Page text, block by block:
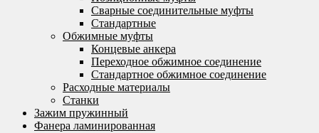
Сварные соединительные муфты
Стандартные
Обжимные муфты
Концевые анкера
Переходное обжимное соединение
Стандартное обжимное соединение
Расходные материалы
Станки
Зажим пружинный
Фанера ламинированная